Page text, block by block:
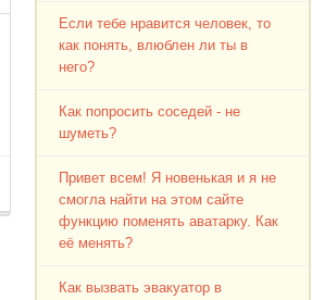
Если тебе нравится человек, то
как понять, влюблен ли ты в
него?
Как попросить соседей - не
шуметь?
Привет всем! Я новенькая и я не
смогла найти на этом сайте
функцию поменять аватарку. Как
её менять?
Как вызвать эвакуатор в